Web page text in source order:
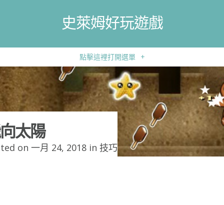
史萊姆好玩遊戲
點擊這裡打開選單 +
太陽
on 一月 24, 2018 in 技巧